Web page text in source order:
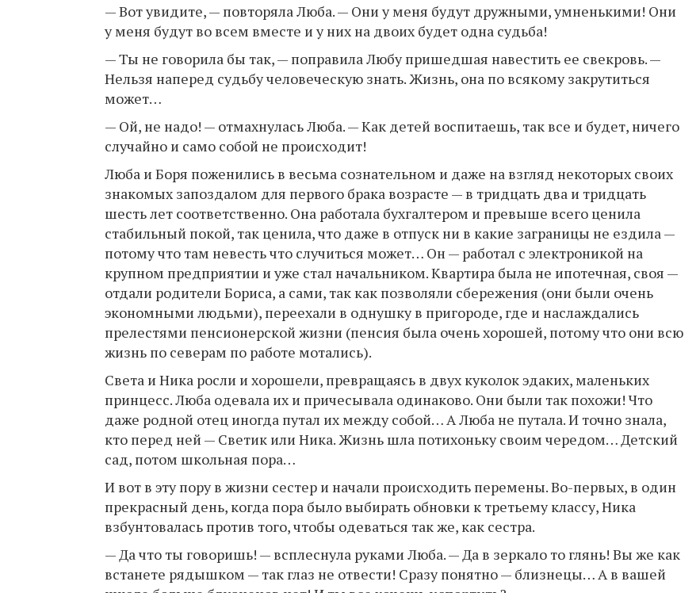
— Вот увидите, — повторяла Люба. — Они у меня будут дружными, умненькими! Они
у меня будут во всем вместе и у них на двоих будет одна судьба!
— Ты не говорила бы так, — поправила Любу пришедшая навестить ее свекровь. —
Нельзя наперед судьбу человеческую знать. Жизнь, она по всякому закрутиться
может…
— Ой, не надо! — отмахнулась Люба. — Как детей воспитаешь, так все и будет, ничего
случайно и само собой не происходит!
Люба и Боря поженились в весьма сознательном и даже на взгляд некоторых своих
знакомых запоздалом для первого брака возрасте — в тридцать два и тридцать
шесть лет соответственно. Она работала бухгалтером и превыше всего ценила
стабильный покой, так ценила, что даже в отпуск ни в какие заграницы не ездила —
потому что там невесть что случиться может… Он — работал с электроникой на
крупном предприятии и уже стал начальником. Квартира была не ипотечная, своя —
отдали родители Бориса, а сами, так как позволяли сбережения (они были очень
экономными людьми), переехали в однушку в пригороде, где и наслаждались
прелестями пенсионерской жизни (пенсия была очень хорошей, потому что они всю
жизнь по северам по работе мотались).
Света и Ника росли и хорошели, превращаясь в двух куколок эдаких, маленьких
принцесс. Люба одевала их и причесывала одинаково. Они были так похожи! Что
даже родной отец иногда путал их между собой… А Люба не путала. И точно знала,
кто перед ней — Светик или Ника. Жизнь шла потихоньку своим чередом… Детский
сад, потом школьная пора…
И вот в эту пору в жизни сестер и начали происходить перемены. Во-первых, в один
прекрасный день, когда пора было выбирать обновки к третьему классу, Ника
взбунтовалась против того, чтобы одеваться так же, как сестра.
— Да что ты говоришь! — всплеснула руками Люба. — Да в зеркало то глянь! Вы же как
встанете рядышком — так глаз не отвести! Сразу понятно — близнецы… А в вашей